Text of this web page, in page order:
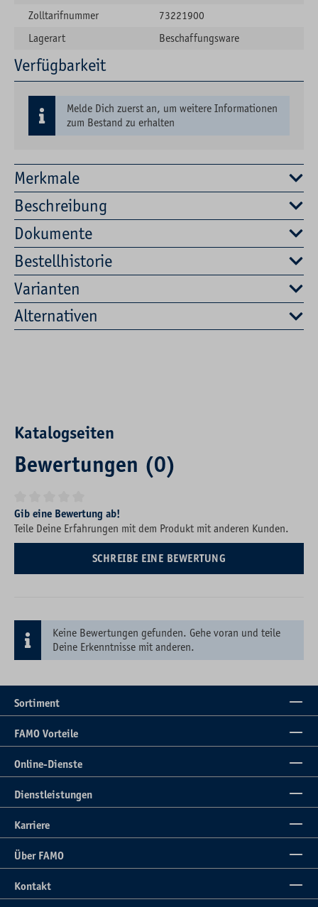
Merkmale
Beschreibung
Dokumente
Bestellhistorie
Varianten
Alternativen
Zolltarifnummer
73221900
Lagerart
Beschaffungsware
Verfügbarkeit
Melde Dich zuerst an, um weitere Informationen
zum Bestand zu erhalten
Katalogseiten
Bewertungen (0)
Durchschnittliche Bewertung von 0 von 5 Sternen
Gib eine Bewertung ab!
Teile Deine Erfahrungen mit dem Produkt mit anderen Kunden.
SCHREIBE EINE BEWERTUNG
Keine Bewertungen gefunden. Gehe voran und teile
Deine Erkenntnisse mit anderen.
Sortiment
FAMO Vorteile
Online-Dienste
Dienstleistungen
Karriere
Über FAMO
Kontakt